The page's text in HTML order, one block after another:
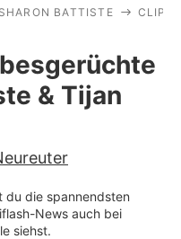
SHARON BATTISTE CLIP
& Tijan
du die spannendsten
News auch bei
siehst.